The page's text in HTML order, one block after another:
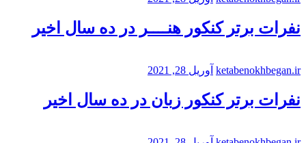
نفرات برتر کنکور هنــــر در ده سال اخیر
ketabenokhbegan.ir آوریل 28, 2021
نفرات برتر کنکور زبان در ده سال اخیر